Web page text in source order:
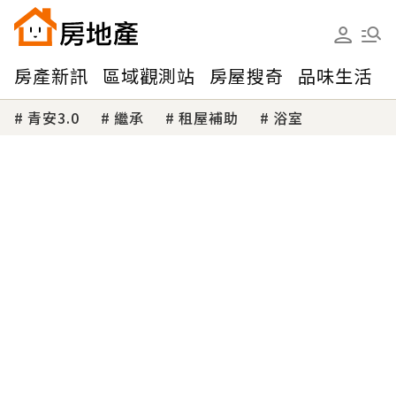
房產新訊 區域觀測站 房屋搜奇 品味生活
青安3.0 繼承 租屋補助 浴室